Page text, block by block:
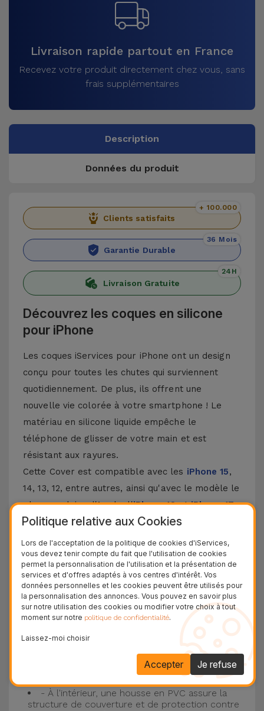
Livraison rapide partout en France
Recevez votre produit directement chez vous, sans
frais supplémentaires
Description
Données du produit
Clients satisfaits
+ 100.000
Garantie Durable
36 Mois
Livraison Gratuite
24H
Découvrez les coques en silicone
pour iPhone
Les coques iServices pour iPhone ont un design
conçu pour toutes les chutes qui surviennent
quotidiennement. De plus, ils offrent une
nouvelle vie colorée à votre smartphone ! Le
matériau en silicone liquide empêche le
téléphone de glisser de votre main et est
résistant aux rayures.
Cette Cover est compatible avec les iPhone 15,
14, 13, 12, entre autres, ainsi qu'avec le modèle le
plus populaire d'Apple, l'iPhone 16etiPhone 17.
Protection à 3 couches avec coques en
silicone
Nos coques en silicone pour iPhone ont une
construction robuste et de qualité, avec une
construction à trois couches, pour éviter au
maximum les accidents et les casses !
- Une première couche de silicone liquide
donne de la couleur et une couverture
complète à la coque arrière et au bord latéral de
votre smartphone. C'est un matériau résistant,
avec une finition antidérapante.
- À l'intérieur, une housse en PVC assure la
structure de couverture et de protection contre
Politique relative aux Cookies
Lors de l'acceptation de la politique de cookies d'iServices,
vous devez tenir compte du fait que l'utilisation de cookies
permet la personnalisation de l'utilisation et la présentation de
services et d'offres adaptés à vos centres d'intérêt. Vos
données personnelles et les cookies peuvent être utilisés pour
la personnalisation des annonces. Vous pouvez en savoir plus
sur notre utilisation des cookies ou modifier votre choix à tout
moment sur notre politique de confidentialité.
Laissez-moi choisir
Je refuse
Accepter